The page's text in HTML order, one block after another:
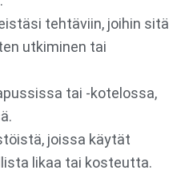
tehtäviin, joihin sitä
utkiminen tai
tai -kotelossa,
joissa käytät
likaa tai kosteutta.